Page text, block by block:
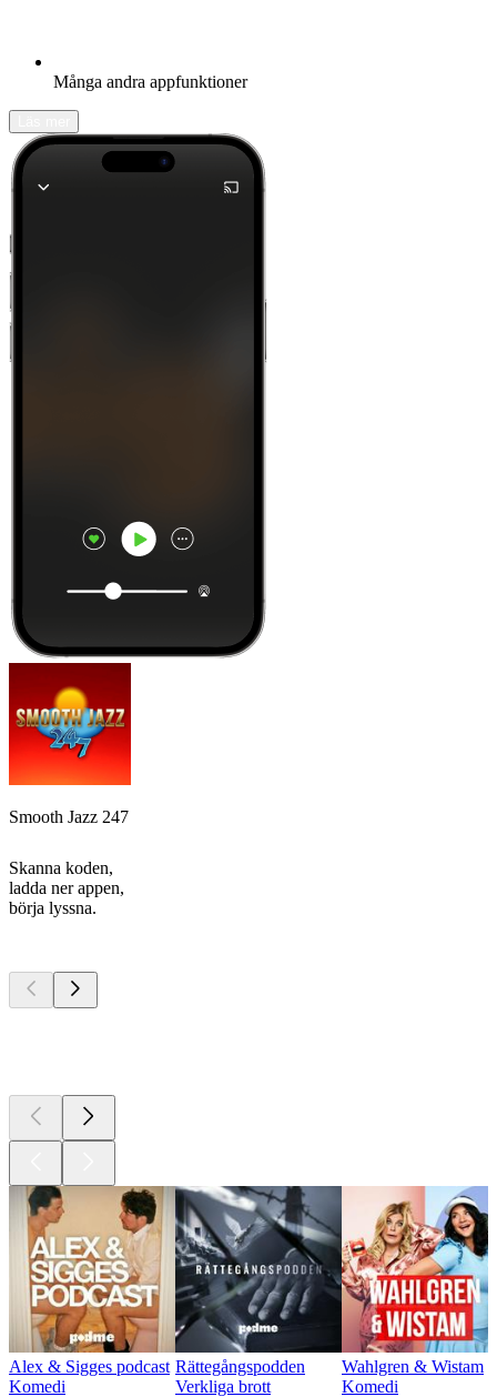
Många andra appfunktioner
Smooth Jazz 247
Skanna koden,
ladda ner appen,
börja lyssna.
Alex & Sigges podcast
Komedi
Rättegångspodden
Verkliga brott
Wahlgren & Wistam
Komedi